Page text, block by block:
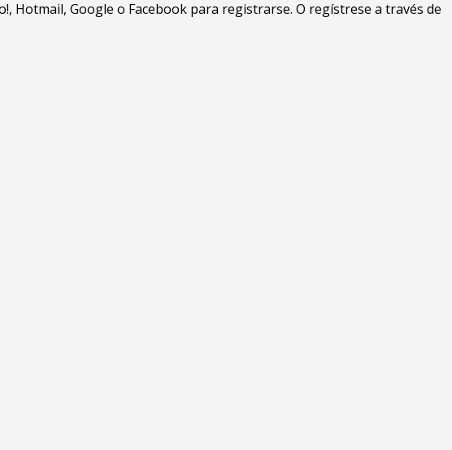
Hotmail, Google o Facebook para registrarse. O regístrese a través de